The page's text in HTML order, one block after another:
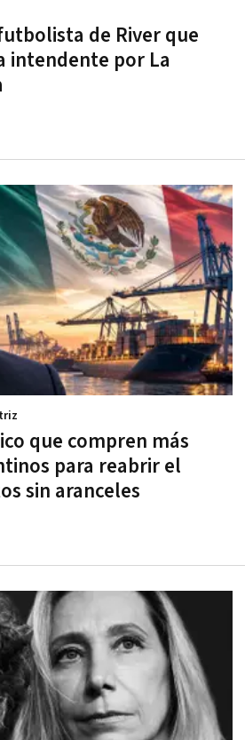
de River que
intendente por La
que compren más
para reabrir el
sin aranceles